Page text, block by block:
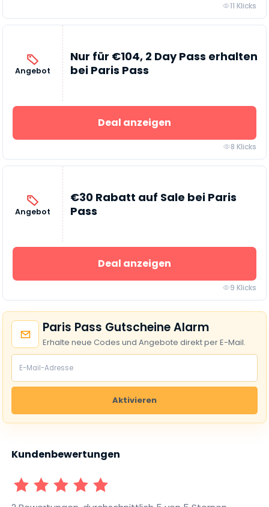
11 Klicks
Angebot
Nur für €104, 2 Day Pass erhalten
bei Paris Pass
Deal anzeigen
8 Klicks
Angebot
€30 Rabatt auf Sale bei Paris
Pass
Deal anzeigen
9 Klicks
Paris Pass Gutscheine Alarm
Erhalte neue Codes und Angebote direkt per E-Mail.
Aktivieren
Kundenbewertungen
1 Sterne2 Sterne3 Sterne4 Sterne5 Sterne